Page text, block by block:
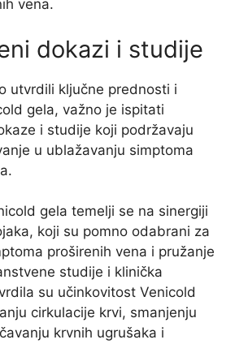
vena.
dokazi i studije
utvrdili ključne prednosti i
gela, važno je ispitati
i studije koji podržavaju
u ublažavanju simptoma
gela temelji se na sinergiji
koji su pomno odabrani za
proširenih vena i pružanje
studije i klinička
su učinkovitost Venicold
cirkulacije krvi, smanjenju
krvnih ugrušaka i